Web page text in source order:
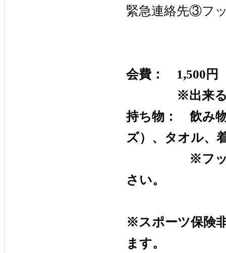
緊急連絡先③フ
会費：
1,500円
※出来るだけ
持ち物：
飲み
ズ）、タオル、
※フットサル
さい。
※スポーツ保険
ます。